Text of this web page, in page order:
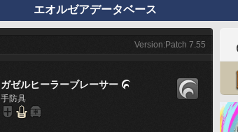
エオルゼアデータベース
Version:Patch 7.55
ガゼルヒーラーブレーサー 
手防具